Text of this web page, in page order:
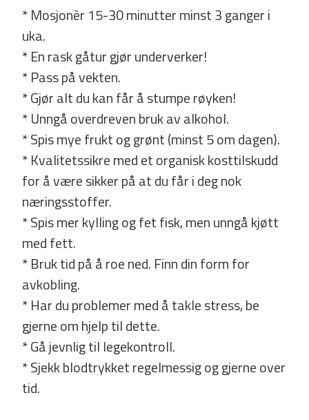
* Mosjonèr 15­-30 minutter minst 3 ganger i
uka.
* En rask gåtur gjør underverker!
* Pass på vekten.
* Gjør alt du kan får å stumpe røyken!
* Unngå overdreven bruk av alkohol.
* Spis mye frukt og grønt (minst 5 om dagen).
* Kvalitetssikre med et organisk kosttilskudd
for å være sikker på at du får i deg nok
næringsstoffer. ­
* Spis mer kylling og fet fisk, men unngå kjøtt
med fett.
* Bruk tid på å roe ned. Finn din form for
avkobling.
* Har du problemer med å takle stress, be
gjerne om hjelp til dette.
* Gå jevnlig til legekontroll.
* Sjekk blodtrykket regelmessig og gjerne over
tid.